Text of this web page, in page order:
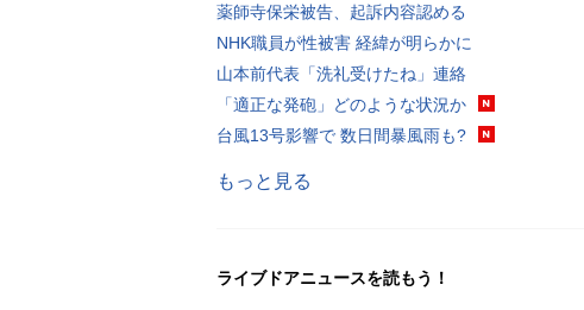
薬師寺保栄被告、起訴内容認める
NHK職員が性被害 経緯が明らかに
山本前代表「洗礼受けたね」連絡
「適正な発砲」どのような状況か
台風13号影響で 数日間暴風雨も?
もっと見る
ライブドアニュースを読もう！